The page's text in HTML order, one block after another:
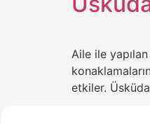
Aile ile
etkiler.